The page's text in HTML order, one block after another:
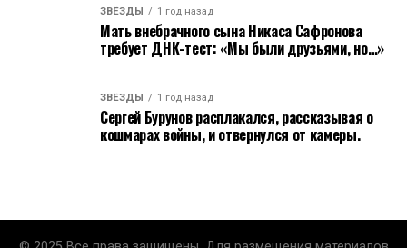
ЗВЁЗДЫ 1 год назад
Мать внебрачного сына Никаса Сафронова
требует ДНК-тест: «Мы были друзьями, но…»
ЗВЁЗДЫ 1 год назад
Сергей Бурунов расплакался, рассказывая о
кошмарах войны, и отвернулся от камеры.